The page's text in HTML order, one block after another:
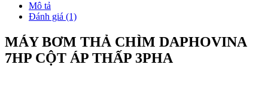
Mô tả
Đánh giá (1)
MÁY BƠM THẢ CHÌM DAPHOVINA
7HP CỘT ÁP THẤP 3PHA